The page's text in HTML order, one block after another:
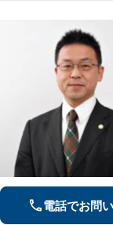
電話でお問